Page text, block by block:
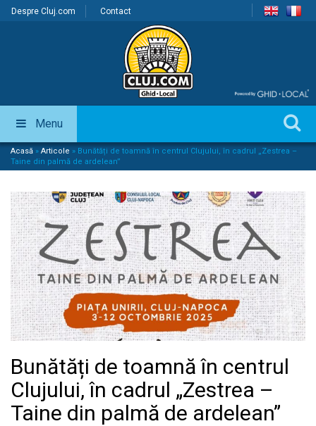
Despre Cluj.com Contact
Menu
Acasă » Articole » Bunătăți de toamnă în centrul Clujului, în cadrul „Zestrea –
Taine din palmă de ardelean”
Bunătăți de toamnă în centrul
Clujului, în cadrul „Zestrea –
Taine din palmă de ardelean”